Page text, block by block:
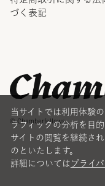
づく表記
© Chamberfellows
当サイトでは利用体験
ラフィックの分析を目
サイトの閲覧を継続さ
のといたします。
詳細については プライ